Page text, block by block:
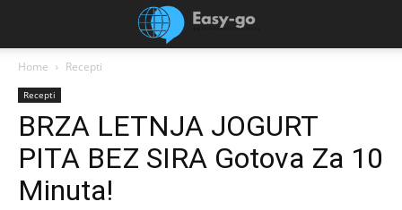
Home Recepti
Recepti
BRZA LETNJA JOGURT
PITA BEZ SIRA Gotova Za 10
Minuta!